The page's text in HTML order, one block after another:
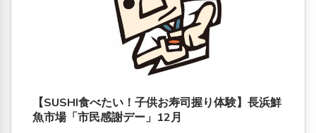
【SUSHI食べたい！子供お寿司握り体験】長浜鮮
魚市場「市民感謝デー」12月